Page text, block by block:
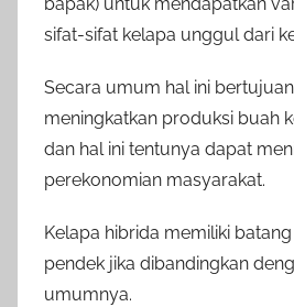
sifat-sifat kelapa unggul dari
Secara umum hal ini
meningkatkan produksi buah
dan hal ini tentunya dapat
perekonomian masyarakat.
Kelapa hibrida memiliki
pendek jika dibandingkan
umumnya.